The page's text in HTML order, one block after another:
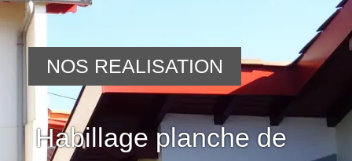
Habillage planche de
NOS REALISATION